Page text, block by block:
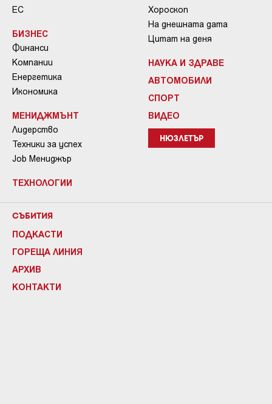
ЕС
БИЗНЕС
Финанси
Компании
Енергетика
Икономика
МЕНИДЖМЪНТ
Лидерство
Техники за успех
Job Мениджър
ТЕХНОЛОГИИ
Хороскоп
На днешната дата
Цитат на деня
НАУКА И ЗДРАВЕ
АВТОМОБИЛИ
СПОРТ
ВИДЕО
НЮЗЛЕТЪР
СЪБИТИЯ
ПОДКАСТИ
ГОРЕЩА ЛИНИЯ
АРХИВ
КОНТАКТИ